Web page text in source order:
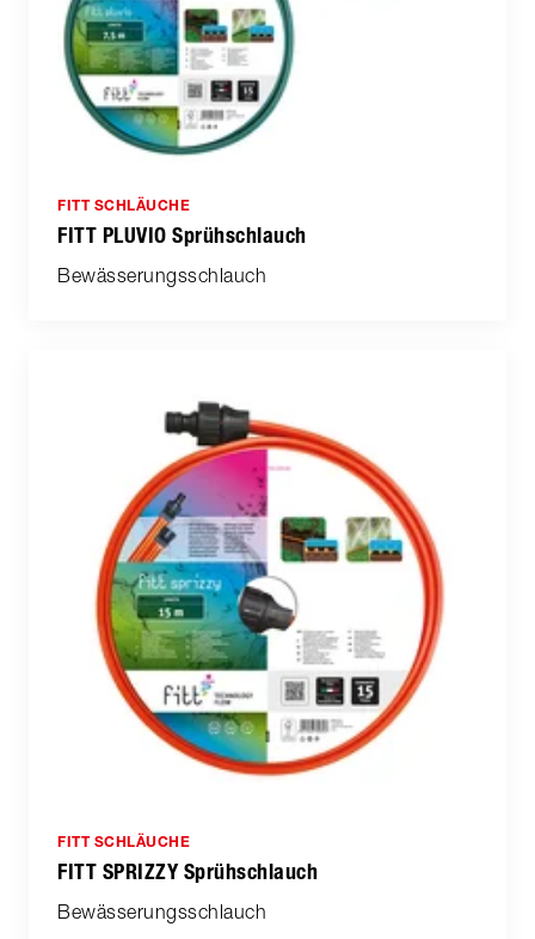
FITT SCHLÄUCHE
FITT PLUVIO Sprühschlauch
Bewässerungsschlauch
FITT SCHLÄUCHE
FITT SPRIZZY Sprühschlauch
Bewässerungsschlauch